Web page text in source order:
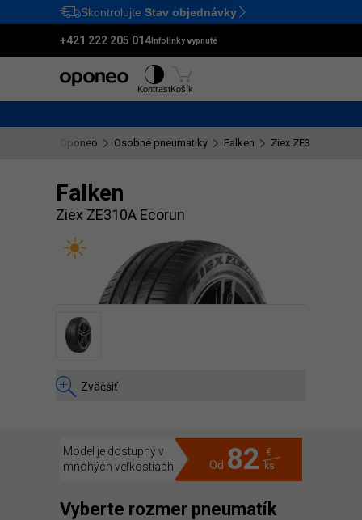
Ctrl M
Skontrolujte Stav objednávky
+421 222 205 014 Infolinky vypnuté
KontrastKošík
Oponeo Osobné pneumatiky Falken Ziex ZE310A
Falken
Ziex ZE310A Ecorun
Zväčšiť
Model je dostupný v
mnohých veľkostiach
Od 82
€
ks
Vyberte rozmer pneumatík